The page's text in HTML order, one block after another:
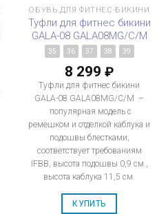
ОБУВЬ ДЛЯ ФИТНЕС-БИКИНИ
Туфли для фитнес бикини
GALA-08 GALA08MG/C/M
35 36 37 38 39
8 299 ₽
Туфли для фитнес бикини
GALA-08 GALA08MG/C/M –
популярная модель с
ремешком и отделкой каблука и
подошвы блестками,
соответствует требованиям
IFBB, высота подошвы 0,9 см.,
высота каблука 11,5 см.
КУПИТЬ